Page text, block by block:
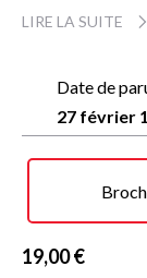
politiques se
d'aujourd'hui,
de marginaux,
menace qui
LIRE LA SUITE
Date de
27 février
19,00 €